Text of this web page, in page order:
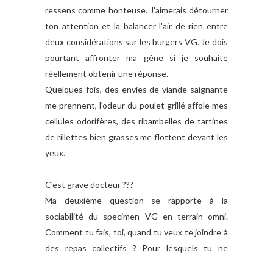
ressens comme honteuse. J'aimerais détourner
ton attention et la balancer l'air de rien entre
deux considérations sur les burgers VG. Je dois
pourtant affronter ma gêne si je souhaite
réellement obtenir une réponse.
Quelques fois, des envies de viande saignante
me prennent, l'odeur du poulet grillé affole mes
cellules odorifères, des ribambelles de tartines
de rillettes bien grasses me flottent devant les
yeux.
C'est grave docteur ???
Ma deuxième question se rapporte à la
sociabilité du specimen VG en terrain omni.
Comment tu fais, toi, quand tu veux te joindre à
des repas collectifs ? Pour lesquels tu ne